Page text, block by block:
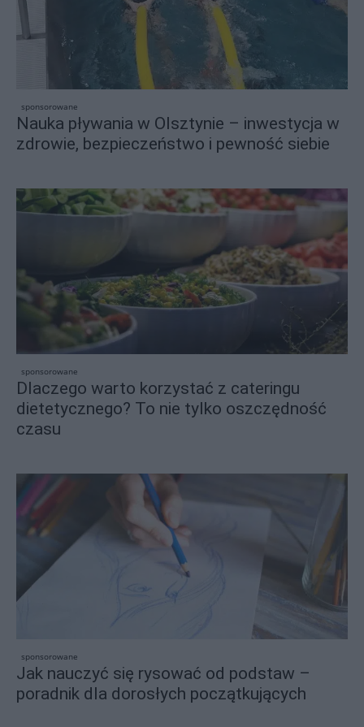
sponsorowane
Nauka pływania w Olsztynie – inwestycja w
zdrowie, bezpieczeństwo i pewność siebie
sponsorowane
Dlaczego warto korzystać z cateringu
dietetycznego? To nie tylko oszczędność
czasu
sponsorowane
Jak nauczyć się rysować od podstaw –
poradnik dla dorosłych początkujących